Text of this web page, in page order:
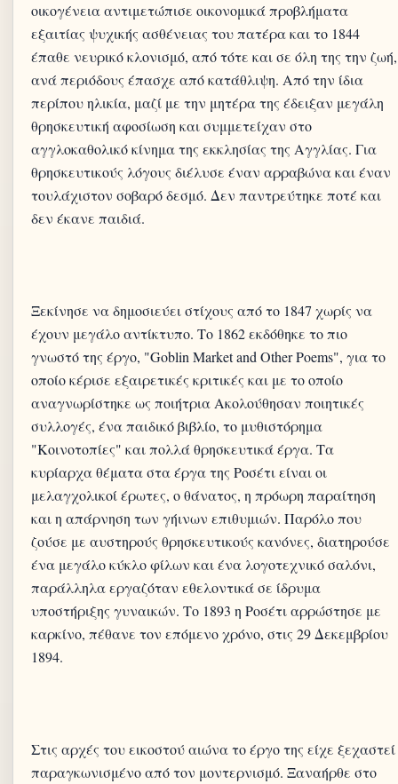
οικογένεια αντιμετώπισε οικονομικά προβλήματα
εξαιτίας ψυχικής ασθένειας του πατέρα και το 1844
έπαθε νευρικό κλονισμό, από τότε και σε όλη της την ζωή,
ανά περιόδους έπασχε από κατάθλιψη. Από την ίδια
περίπου ηλικία, μαζί με την μητέρα της έδειξαν μεγάλη
θρησκευτική αφοσίωση και συμμετείχαν στο
αγγλοκαθολικό κίνημα της εκκλησίας της Αγγλίας. Για
θρησκευτικούς λόγους διέλυσε έναν αρραβώνα και έναν
τουλάχιστον σοβαρό δεσμό. Δεν παντρεύτηκε ποτέ και
Ξεκίνησε να δημοσιεύει στίχους από το 1847 χωρίς να
έχουν μεγάλο αντίκτυπο. Το 1862 εκδόθηκε το πιο
γνωστό της έργο, "Goblin Market and Other Poems", για το
οποίο κέρισε εξαιρετικές κριτικές και με το οποίο
αναγνωρίστηκε ως ποιήτρια Ακολούθησαν ποιητικές
συλλογές, ένα παιδικό βιβλίο, το μυθιστόρημα
"Κοινοτοπίες" και πολλά θρησκευτικά έργα. Τα
κυρίαρχα θέματα στα έργα της Ροσέτι είναι οι
μελαγχολικοί έρωτες, ο θάνατος, η πρόωρη παραίτηση
και η απάρνηση των γήινων επιθυμιών. Παρόλο που
ζούσε με αυστηρούς θρησκευτικούς κανόνες, διατηρούσε
ένα μεγάλο κύκλο φίλων και ένα λογοτεχνικό σαλόνι,
παράλληλα εργαζόταν εθελοντικά σε ίδρυμα
υποστήριξης γυναικών. Το 1893 η Ροσέτι αρρώστησε με
καρκίνο, πέθανε τον επόμενο χρόνο, στις 29 Δεκεμβρίου
Στις αρχές του εικοστού αιώνα το έργο της είχε ξεχαστεί
παραγκωνισμένο από τον μοντερνισμό. Ξαναήρθε στο